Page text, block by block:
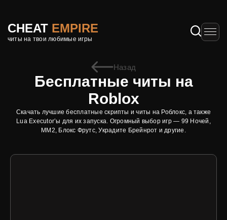
CHEAT EMPIRE
читы на твои любимые игры
Назад
Бесплатные читы на
Roblox
Скачать лучшие бесплатные скрипты и читы на Роблокс, а также
Lua Executor’ы для их запуска. Огромный выбор игр — 99 Ночей,
ММ2, Блокс Фрутс, Украдите Брейнрот и другие.